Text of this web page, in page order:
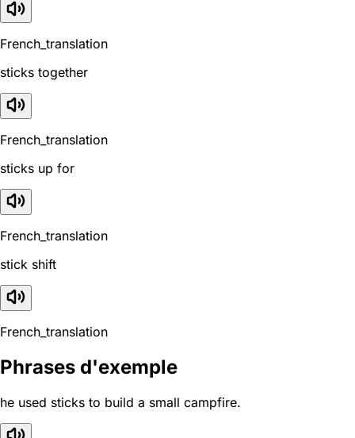
French_translation
sticks together
French_translation
sticks up for
French_translation
stick shift
French_translation
Phrases d'exemple
he used sticks to build a small campfire.